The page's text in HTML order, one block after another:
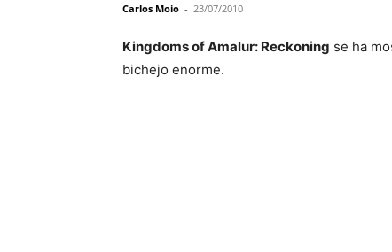
Carlos Moio - 23/07/2010
Kingdoms of Amalur: Reckoning se ha
bichejo enorme.